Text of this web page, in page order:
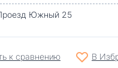
Южный 25
к сравнению В